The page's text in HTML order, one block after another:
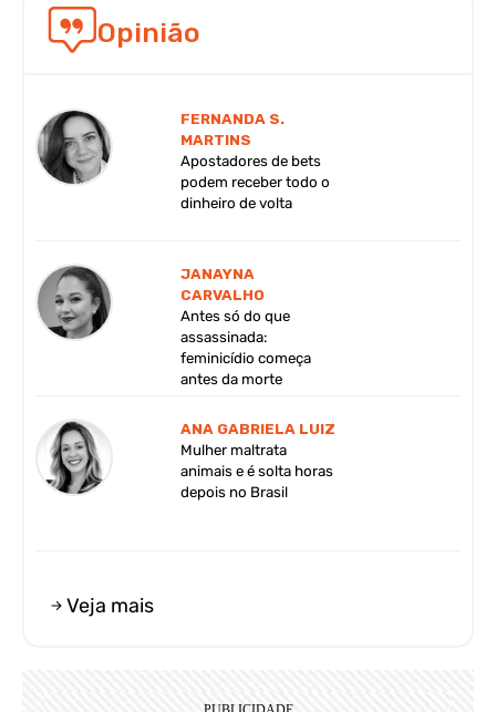
Opinião
FERNANDA S.
MARTINS
Apostadores de bets
podem receber todo o
dinheiro de volta
JANAYNA
CARVALHO
Antes só do que
assassinada:
feminicídio começa
antes da morte
ANA GABRIELA LUIZ
Mulher maltrata
animais e é solta horas
depois no Brasil
Veja mais